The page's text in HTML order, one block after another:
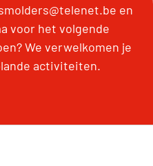
en
voor het volgende
We verwelkomen je
activiteiten.